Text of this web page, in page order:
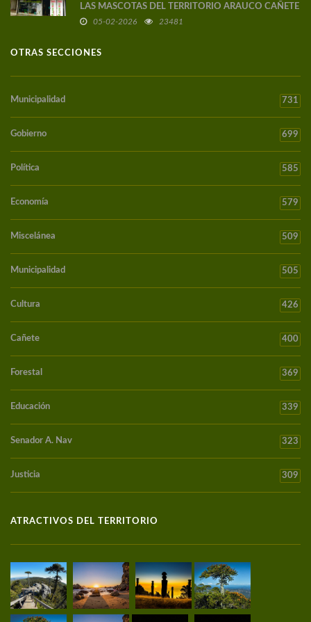
LAS MASCOTAS DEL TERRITORIO ARAUCO CAÑETE
05-02-2026 23481
OTRAS SECCIONES
Municipalidad 731
Gobierno 699
Política 585
Economía 579
Miscelánea 509
Municipalidad 505
Cultura 426
Cañete 400
Forestal 369
Educación 339
Senador A. Nav 323
Justicia 309
ATRACTIVOS DEL TERRITORIO